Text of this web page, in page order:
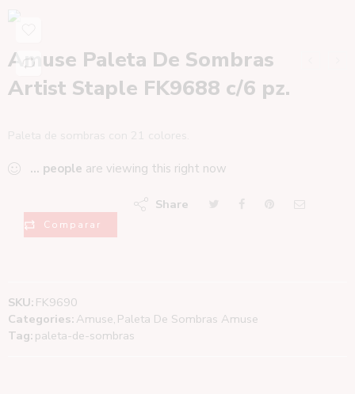
Amuse Paleta De Sombras
Artist Staple FK9688 c/6 pz.
... people are viewing this right now
Comparar
Share
SKU: FK9690
Categories: Amuse, Paleta De Sombras Amuse
Tag: paleta-de-sombras